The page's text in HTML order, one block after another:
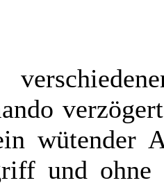
wütender
und ohne